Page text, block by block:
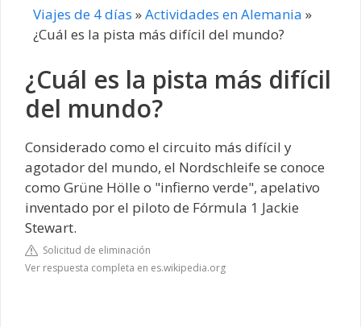
Viajes de 4 días »Actividades en Alemania »
¿Cuál es la pista más difícil del mundo?
¿Cuál es la pista más difícil
del mundo?
Considerado como el circuito más difícil y
agotador del mundo, el Nordschleife se conoce
como Grüne Hölle o "infierno verde", apelativo
inventado por el piloto de Fórmula 1 Jackie
Stewart.
Solicitud de eliminación
Ver respuesta completa en es.wikipedia.org